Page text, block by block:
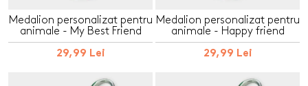
Medalion personalizat pentru
animale - My Best Friend
29,99 Lei
Medalion personalizat pentru
animale - Happy friend
29,99 Lei